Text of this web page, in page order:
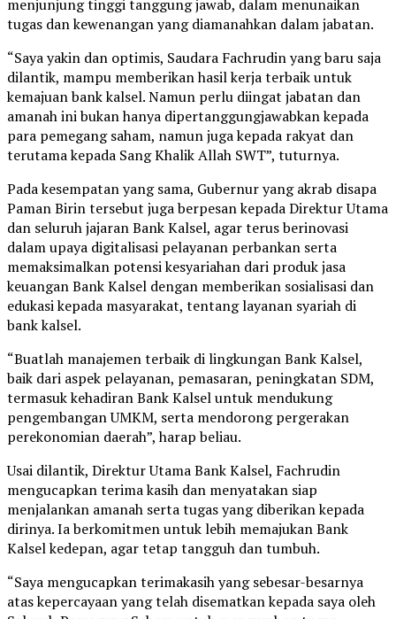
menjunjung tinggi tanggung jawab, dalam menunaikan
tugas dan kewenangan yang diamanahkan dalam jabatan.
“Saya yakin dan optimis, Saudara Fachrudin yang baru saja
dilantik, mampu memberikan hasil kerja terbaik untuk
kemajuan bank kalsel. Namun perlu diingat jabatan dan
amanah ini bukan hanya dipertanggungjawabkan kepada
para pemegang saham, namun juga kepada rakyat dan
terutama kepada Sang Khalik Allah SWT”, tuturnya.
Pada kesempatan yang sama, Gubernur yang akrab disapa
Paman Birin tersebut juga berpesan kepada Direktur Utama
dan seluruh jajaran Bank Kalsel, agar terus berinovasi
dalam upaya digitalisasi pelayanan perbankan serta
memaksimalkan potensi kesyariahan dari produk jasa
keuangan Bank Kalsel dengan memberikan sosialisasi dan
edukasi kepada masyarakat, tentang layanan syariah di
bank kalsel.
“Buatlah manajemen terbaik di lingkungan Bank Kalsel,
baik dari aspek pelayanan, pemasaran, peningkatan SDM,
termasuk kehadiran Bank Kalsel untuk mendukung
pengembangan UMKM, serta mendorong pergerakan
perekonomian daerah”, harap beliau.
Usai dilantik, Direktur Utama Bank Kalsel, Fachrudin
mengucapkan terima kasih dan menyatakan siap
menjalankan amanah serta tugas yang diberikan kepada
dirinya. Ia berkomitmen untuk lebih memajukan Bank
Kalsel kedepan, agar tetap tangguh dan tumbuh.
“Saya mengucapkan terimakasih yang sebesar-besarnya
atas kepercayaan yang telah disematkan kepada saya oleh